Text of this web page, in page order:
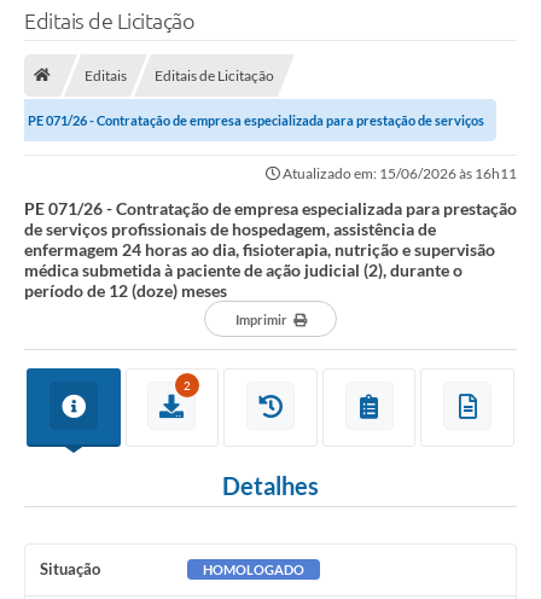
SIC
Diário Oficial
Conselhos Municipais
Concursos
Ouvidoria
Contas Públicas
Editais de Licitação
Editais Editais de Licitação
PE 071/26 - Contratação de empresa especializada para prestação de serviços
Atualizado em: 15/06/2026 às 16h11
PE 071/26 - Contratação de empresa especializada para prestação
de serviços profissionais de hospedagem, assistência de
enfermagem 24 horas ao dia, fisioterapia, nutrição e supervisão
médica submetida à paciente de ação judicial (2), durante o
período de 12 (doze) meses
Imprimir
2
Detalhes
Situação HOMOLOGADO